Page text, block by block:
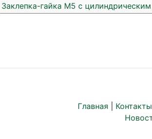
Заклепка-гайка M5 с
Главная Контакты